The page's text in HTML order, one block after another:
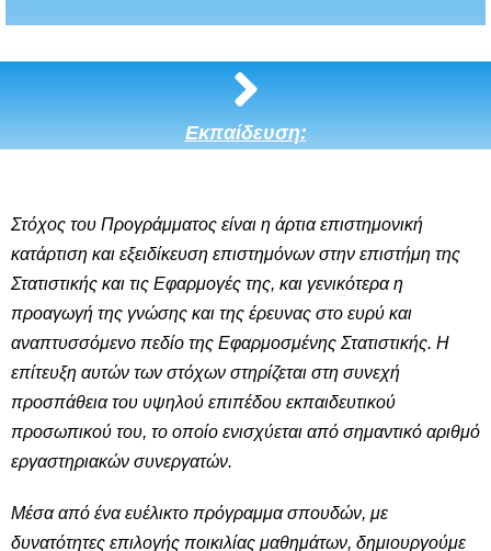
Εκπαίδευση:
Στόχος του Προγράμματος είναι η άρτια επιστημονική
κατάρτιση και εξειδίκευση επιστημόνων στην επιστήμη της
Στατιστικής και τις Εφαρμογές της, και γενικότερα η
προαγωγή της γνώσης και της έρευνας στο ευρύ και
αναπτυσσόμενο πεδίο της Εφαρμοσμένης Στατιστικής. Η
επίτευξη αυτών των στόχων στηρίζεται στη συνεχή
προσπάθεια του υψηλού επιπέδου εκπαιδευτικού
προσωπικού του, το οποίο ενισχύεται από σημαντικό αριθμό
εργαστηριακών συνεργατών.
Μέσα από ένα ευέλικτο πρόγραμμα σπουδών, με
δυνατότητες επιλογής ποικιλίας μαθημάτων, δημιουργούμε